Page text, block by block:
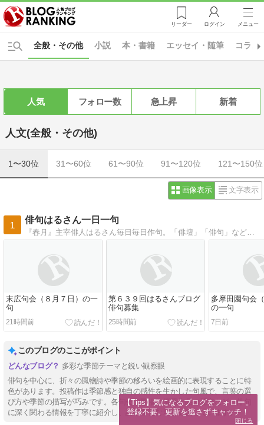
リーダー ログイン メニュー
小説 本・書籍 エッセイ・随筆 コラム
全般・その他
人気 フォロー数 急上昇 新着
人文(全般・その他)
1〜30位 31〜60位 61〜90位 91〜120位 121〜150位
画像表示 文字表示
1
俳句はるさん一日一句
『春月』主宰俳人はるさん毎日毎日作句。「俳壇」「俳句」などでもおなじみの、芯の通った俳句を季節とともに。
末広句会（８月７日）の一
句
21時間前
第６３９回はるさんブログ
俳句募集
25時間前
多摩田園句会
の一句
7日前
このブログのここがポイント
多彩な季節テーマと鋭い観察眼
俳句を中心に、折々の風物詩や季節の移ろいを絵画的に表現することに特
色があります。投稿作は季節感と独自の感性を生かした句風で、言葉の選
び方や季節の描写が巧みです。各句会の開催や優秀作品の発表など、俳句
に深く関わる情報を丁寧に紹介し、詩情を育む場を提供しています。
【Tips】気になるブログをフォロー。
登録不要。更新を逃さずキャッチ！
閉じる